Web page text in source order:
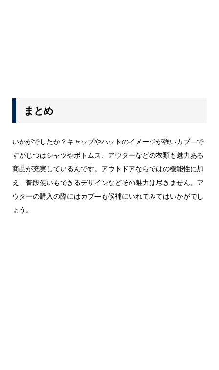
まとめ
いかがでしたか？キャップやハットのイメージが強いカブ―で
すがじつはシャツやボトムス、アウターなどの衣類も魅力ある
商品が充実しているんです。アウトドアならではの機能性に加
え、普段使いもできるデザインなどその魅力は尽きません。ア
ウターの購入の際にはカブ―も候補にいれてみてはいかがでし
ょう。